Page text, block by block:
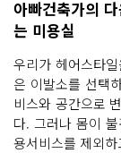
아빠건축가의
는 미용실
우리가 헤어스타
은 이발소를 선택
비스와 공간으로
다. 그러나 몸이
용서비스를 제외